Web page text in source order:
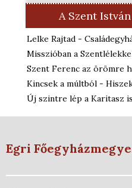
A Szent
Lelke Rajtad -
Misszióban a
Szent Ferenc az örömre
Kincsek a múltból -
Új szintre lép a Karitasz
Egri